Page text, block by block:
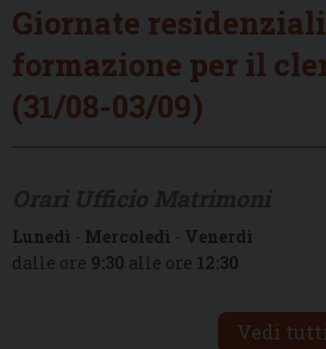
Giornate
formazione per il
(31/08-03/09)
Lunedì - Mercoledì - Venerdì
dalle ore 9:30 alle ore 12:30
Vedi